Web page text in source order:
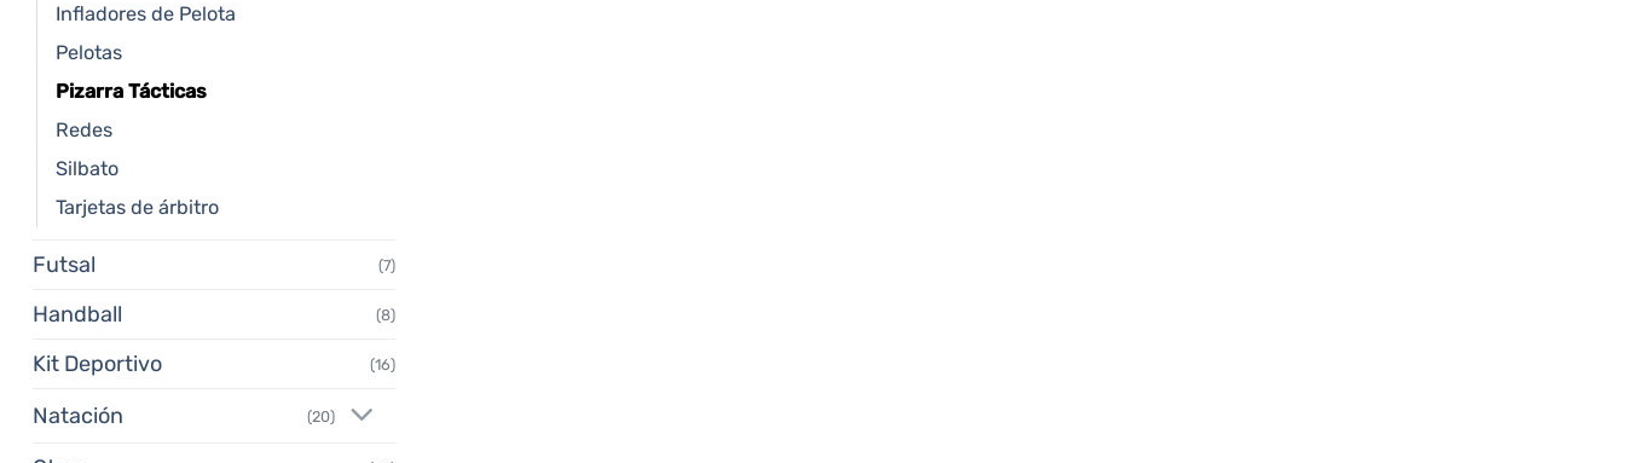
Infladores de Pelota
Pelotas
Pizarra Tácticas
Redes
Silbato
Tarjetas de árbitro
Futsal (7)
Handball (8)
Kit Deportivo (16)
Natación (20)